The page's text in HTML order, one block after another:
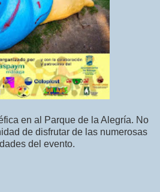
en al Parque de la Alegría. No
de disfrutar de las numerosas
del evento.